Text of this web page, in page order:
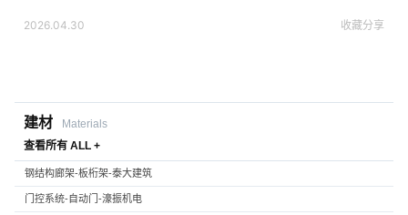
2026.04.30 收藏分享
建材
Materials
查看所有 ALL +
钢结构廊架-板桁架-泰大建筑
门控系统-自动门-濠振机电